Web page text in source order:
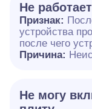
Не
Признак:
устройства
после чего
Причина:
Не могу